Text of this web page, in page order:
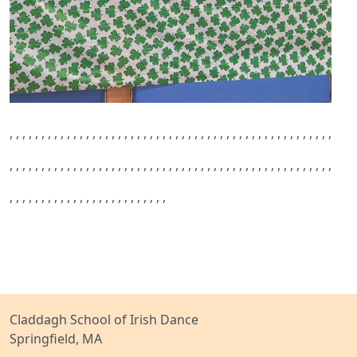
, , , , , , , , , , , , , , , , , , , , , , , , , , , , , , , , , , , , , , , , , , , , , , , , , , ,
, , , , , , , , , , , , , , , , , , , , , , , , , , , , , , , , , , , , , , , , , , , , , , , , , , ,
, , , , , , , , , , , , , , , , , , , , , , , , ,
Claddagh School of Irish Dance
Springfield, MA